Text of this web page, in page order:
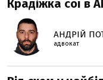
Крадіжка сої в
АНДРІЙ
адвокат